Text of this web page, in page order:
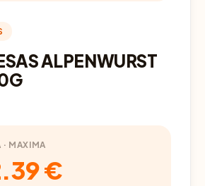
ALPENWURST
MAXIMA
€